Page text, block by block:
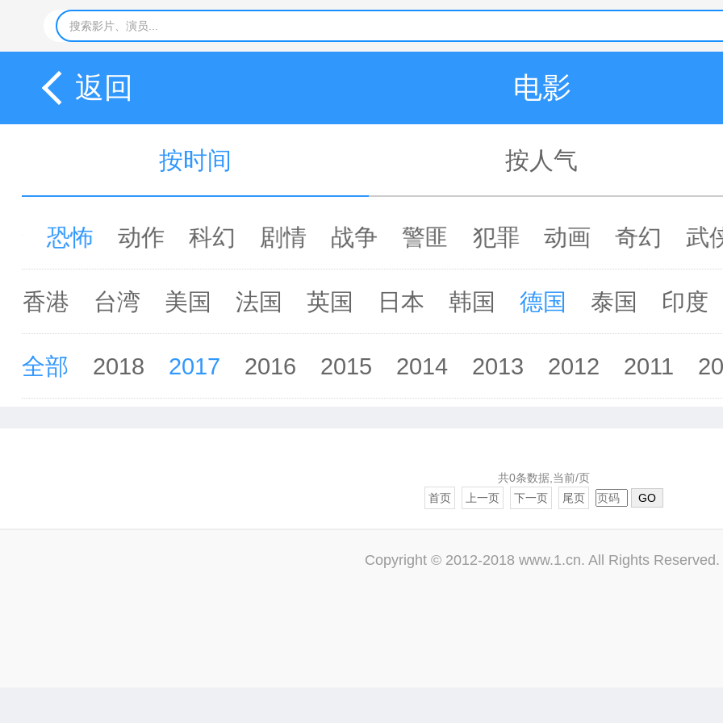
返回 电影
按时间 按人气
恐怖 动作 科幻 剧情 战争 警匪 犯罪 动画 奇幻 武
香港 台湾 美国 法国 英国 日本 韩国 德国 泰国 印度
全部 2018 2017 2016 2015 2014 2013 2012 2011
共0条数据,当前/页
首页
上一页 下一页 尾页 GO
Copyright © 2012-2018 www.1.cn. All Rights Reserved.